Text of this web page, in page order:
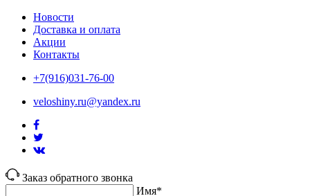
Новости
Доставка и оплата
Акции
Контакты
+7(916)031-76-00
veloshiny.ru@yandex.ru
Заказ обратного звонка
Имя*